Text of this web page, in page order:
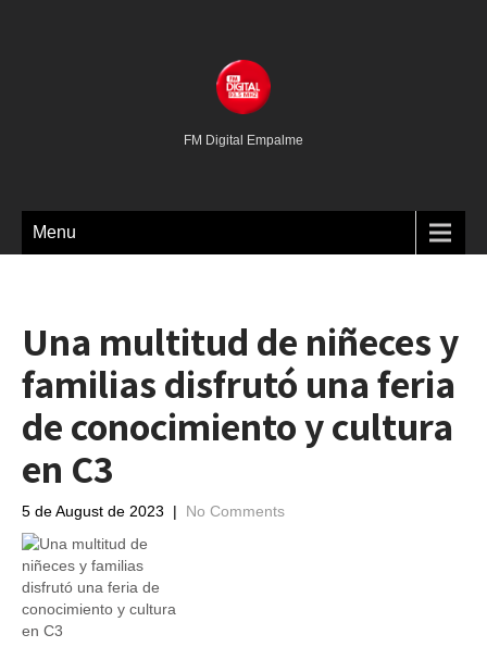
FM Digital Empalme
Menu
Una multitud de niñeces y
familias disfrutó una feria
de conocimiento y cultura
en C3
5 de August de 2023 | No Comments